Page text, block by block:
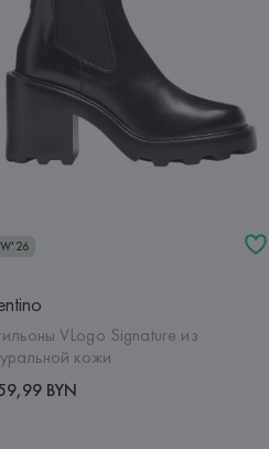
VLogo Signature из
кожи
BYN